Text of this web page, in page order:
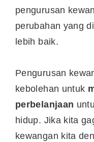
pengurusan
perubahan yang
lebih baik.
Pengurusan
kebolehan untuk
perbelanjaan
hidup. Jika kita
kewangan kita